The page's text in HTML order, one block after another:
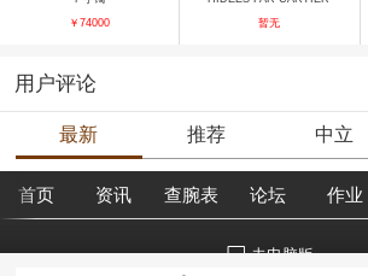
￥74000
系列B7015300 项链
暂无
用户评论
最新 推荐 中立
首页 资讯 查腕表 论坛 作业
去电脑版